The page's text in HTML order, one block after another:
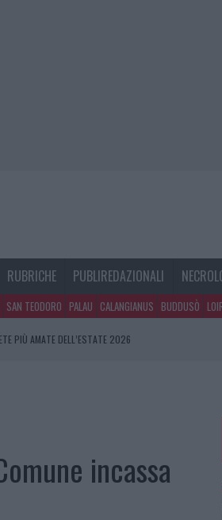
RUBRICHE PUBLIREDAZIONALI
SAN TEODORO PALAU CALANGIANUS BUDDUSÒ
PIÙ AMATE DELL’ESTATE 2026
incassa